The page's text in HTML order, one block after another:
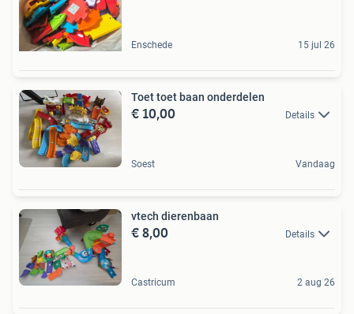
Enschede 15 jul 26
Toet toet baan onderdelen
€ 10,00 Details
Soest Vandaag
vtech dierenbaan
€ 8,00 Details
Castricum 2 aug 26